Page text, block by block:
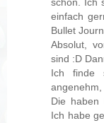
schön. Ich
einfach
Bullet
Absolut,
sind :D
Ich finde
Die haben
Ich habe